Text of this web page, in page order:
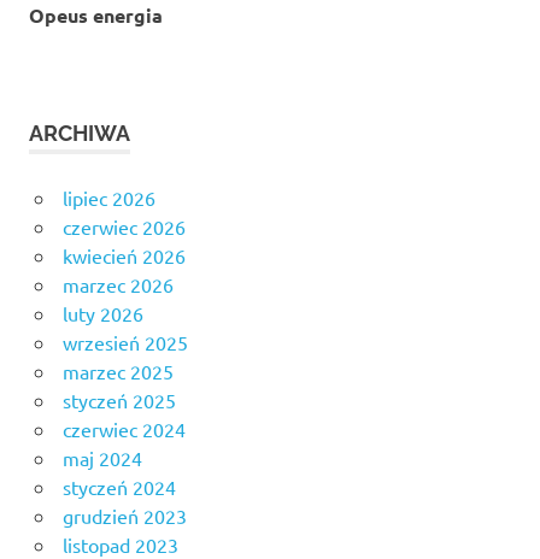
Opeus energia
ARCHIWA
lipiec 2026
czerwiec 2026
kwiecień 2026
marzec 2026
luty 2026
wrzesień 2025
marzec 2025
styczeń 2025
czerwiec 2024
maj 2024
styczeń 2024
grudzień 2023
listopad 2023